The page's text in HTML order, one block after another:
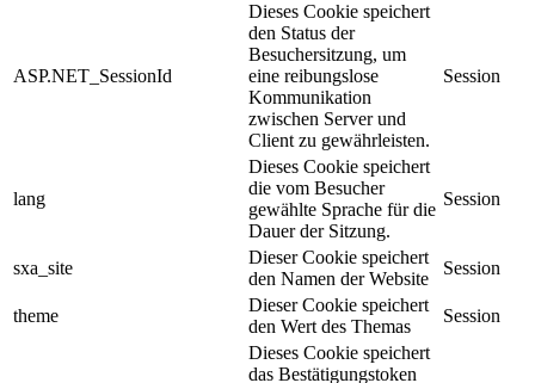
ASP.NET_SessionId
Dieses Cookie speichert
den Status der
Besuchersitzung, um
eine reibungslose
Kommunikation
zwischen Server und
Client zu gewährleisten.
Session
lang
Dieses Cookie speichert
die vom Besucher
gewählte Sprache für die
Dauer der Sitzung.
Session
sxa_site
Dieser Cookie speichert
den Namen der Website
Session
theme
Dieser Cookie speichert
den Wert des Themas
Session
Dieses Cookie speichert
das Bestätigungstoken